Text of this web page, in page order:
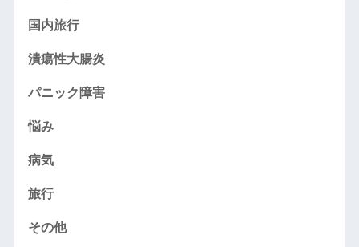
国内旅行
潰瘍性大腸炎
パニック障害
悩み
病気
旅行
その他